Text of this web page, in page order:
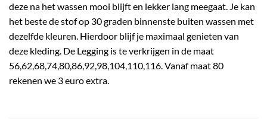
deze na het wassen mooi blijft en lekker lang meegaat. Je kan
het beste de stof op 30 graden binnenste buiten wassen met
dezelfde kleuren. Hierdoor blijf je maximaal genieten van
deze kleding. De Legging is te verkrijgen in de maat
56,62,68,74,80,86,92,98,104,110,116. Vanaf maat 80
rekenen we 3 euro extra.